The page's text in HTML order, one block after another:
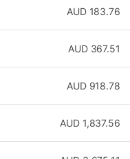
183.76
AUD
367.51
AUD
918.78
AUD
1,837.56
AUD